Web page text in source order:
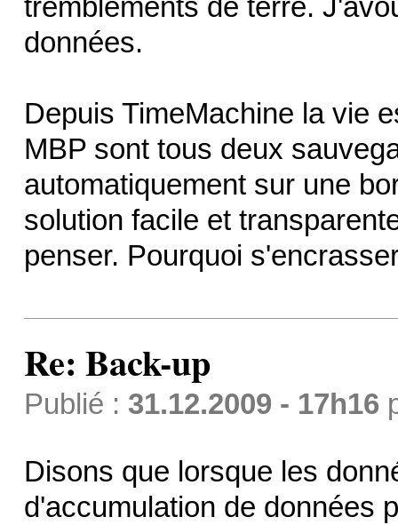
tremblements de terre.
données.
Depuis TimeMachine la vie
MBP sont tous deux
automatiquement sur une
solution facile et
penser. Pourquoi
Re: Back-up
Publié : 31.12.2009 - 17h16
Disons que lorsque les
d'accumulation de données